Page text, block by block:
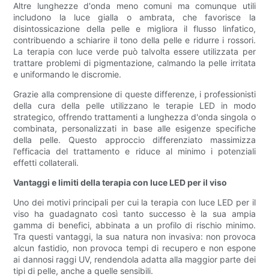
Altre lunghezze d'onda meno comuni ma comunque utili
includono la luce gialla o ambrata, che favorisce la
disintossicazione della pelle e migliora il flusso linfatico,
contribuendo a schiarire il tono della pelle e ridurre i rossori.
La terapia con luce verde può talvolta essere utilizzata per
trattare problemi di pigmentazione, calmando la pelle irritata
e uniformando le discromie.
Grazie alla comprensione di queste differenze, i professionisti
della cura della pelle utilizzano le terapie LED in modo
strategico, offrendo trattamenti a lunghezza d'onda singola o
combinata, personalizzati in base alle esigenze specifiche
della pelle. Questo approccio differenziato massimizza
l'efficacia del trattamento e riduce al minimo i potenziali
effetti collaterali.
Vantaggi e limiti della terapia con luce LED per il viso
Uno dei motivi principali per cui la terapia con luce LED per il
viso ha guadagnato così tanto successo è la sua ampia
gamma di benefici, abbinata a un profilo di rischio minimo.
Tra questi vantaggi, la sua natura non invasiva: non provoca
alcun fastidio, non provoca tempi di recupero e non espone
ai dannosi raggi UV, rendendola adatta alla maggior parte dei
tipi di pelle, anche a quelle sensibili.